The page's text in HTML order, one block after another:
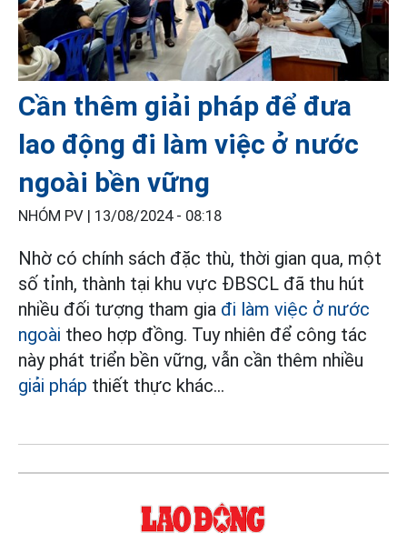
Cần thêm giải pháp để đưa
lao động đi làm việc ở nước
ngoài bền vững
NHÓM PV | 13/08/2024 - 08:18
Nhờ có chính sách đặc thù, thời gian qua, một
số tỉnh, thành tại khu vực ĐBSCL đã thu hút
nhiều đối tượng tham gia đi làm việc ở nước
ngoài theo hợp đồng. Tuy nhiên để công tác
này phát triển bền vững, vẫn cần thêm nhiều
giải pháp thiết thực khác...